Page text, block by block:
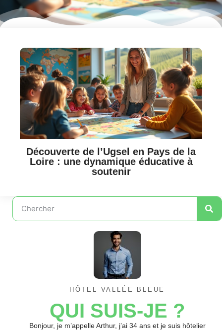
Découverte de l’Ugsel en Pays de la
Loire : une dynamique éducative à
soutenir
HÔTEL VALLÉE BLEUE
QUI SUIS-JE ?
Bonjour, je m’appelle Arthur, j’ai 34 ans et je suis hôtelier